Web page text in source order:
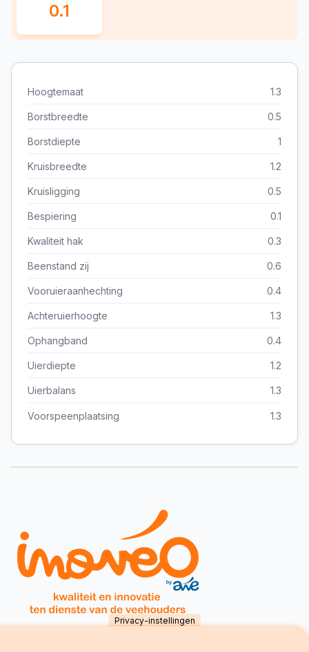
0.1
Hoogtemaat 1.3
Borstbreedte 0.5
Borstdiepte 1
Kruisbreedte 1.2
Kruisligging 0.5
Bespiering 0.1
Kwaliteit hak 0.3
Beenstand zij 0.6
Vooruieraanhechting 0.4
Achteruierhoogte 1.3
Ophangband 0.4
Uierdiepte 1.2
Uierbalans 1.3
Voorspeenplaatsing 1.3
Privacy-instellingen